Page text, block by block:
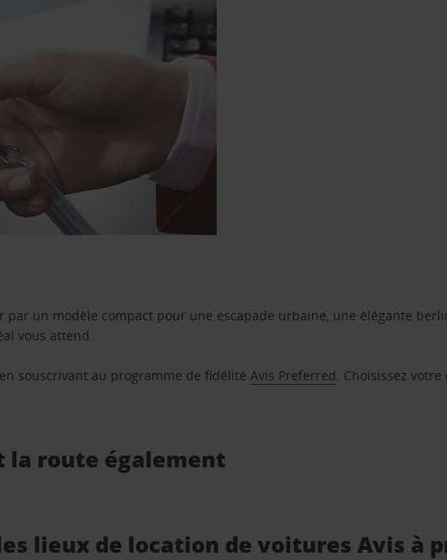
un modèle compact pour une escapade urbaine, une élégante
vous attend.
souscrivant au programme de fidélitéAvis Preferred. Choisissez
la route également
lieux de location de voitures Avis à